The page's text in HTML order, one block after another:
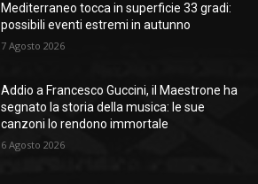
Mediterraneo tocca in superficie 33 gradi:
possibili eventi estremi in autunno
7 Agosto 2026
Addio a Francesco Guccini, il Maestrone ha
segnato la storia della musica: le sue
canzoni lo rendono immortale
6 Agosto 2026